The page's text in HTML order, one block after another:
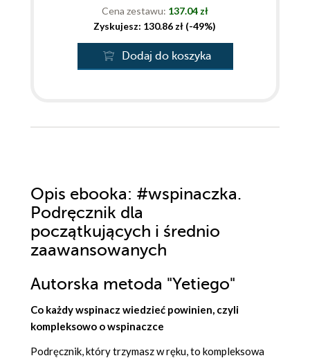
Cena zestawu: 137.04 zł
Zyskujesz: 130.86 zł (-49%)
Dodaj do koszyka
Opis ebooka: #wspinaczka.
Podręcznik dla
początkujących i średnio
zaawansowanych
Autorska metoda "Yetiego"
Co każdy wspinacz wiedzieć powinien, czyli
kompleksowo o wspinaczce
Podręcznik, który trzymasz w ręku, to kompleksowa